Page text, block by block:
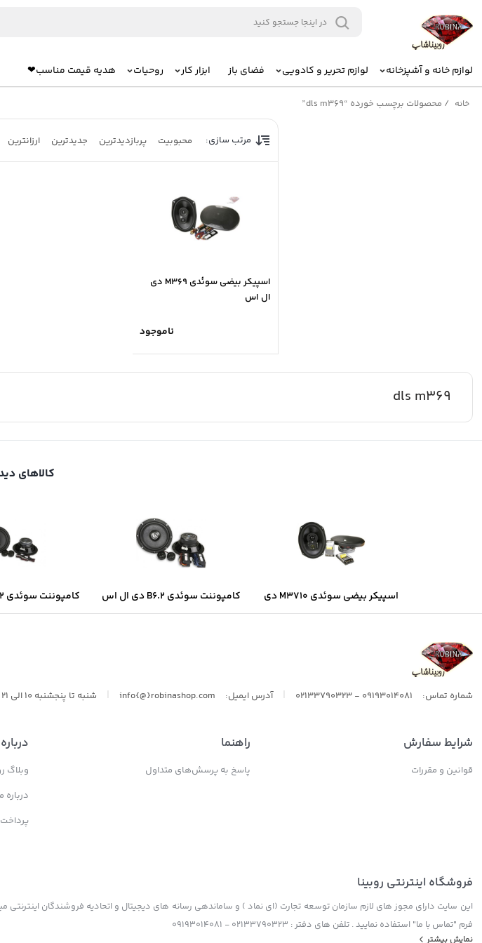
لوازم خانه و آشپزخانه لوازم تحریر و کادویی فضای باز ابزار کار روحیات هدیه قیمت مناسب❤
خانه / محصولات برچسب خورده “dls m369”
مرتب سازی: محبوبیت پربازدیدترین جدیدترین ارزانترین
اسپیکر بیضی سوئدی M369 دی
ال اس
ناموجود
dls m369
کالاهای
اسپیکر بیضی سوئدی M3710 دی
ال اس
کامپوننت سوئدی B6.2 دی ال اس کامپوننت سوئدی K6.2 دی ال اس
شماره تماس: 09193014081 - 02133790323 آدرس ایمیل: info{@}robinashop.com شنبه تا پنجشنبه 10 الی 21 پاسخگو شما هستیم
شرایط سفارش
قوانین و مقررات
راهنما
پاسخ به پرسش‌های متداول
وبلاگ
درباره
فروشگاه اینترنتی روبینا
این سایت دارای مجوز های لازم سازمان توسعه تجارت (ای نماد ) و ساماندهی رسانه های دیجیتال و اتحادیه فروشندگان اینترنتی
فرم "تماس با ما" استفاده نمایید . تلفن های دفتر : 02133790323 - 09193014081
نمایش بیشتر